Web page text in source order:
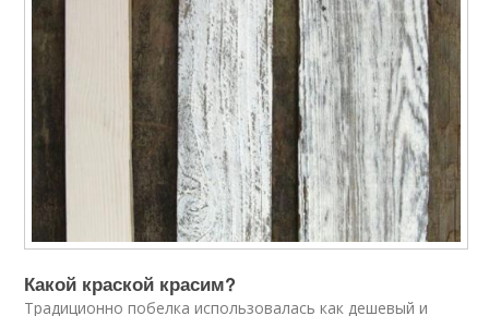
Какой краской красим?
Традиционно побелка использовалась как дешевый и